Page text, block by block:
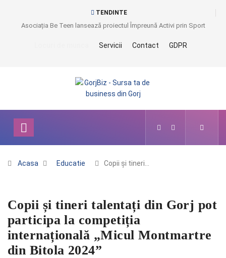
TENDINTE
Asociația Be Teen lansează proiectul Împreună Activi prin Sport
Servicii Contact GDPR
Acasa Educatie Copii și tineri…
Copii și tineri talentați din Gorj pot
participa la competiția
internațională „Micul Montmartre
din Bitola 2024”